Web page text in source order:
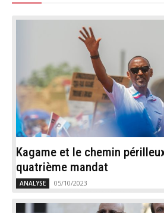
Kagame et le chemin
quatrième mandat
ANALYSE 05/10/2023